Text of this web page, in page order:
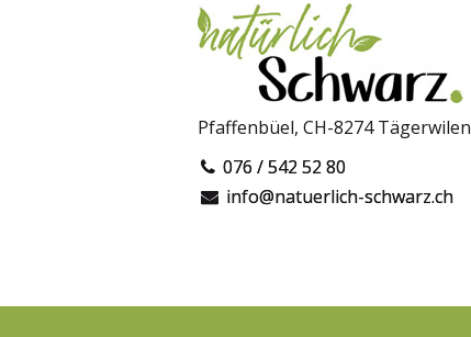
Pfaffenbüel, CH-8274 Tägerwilen
076 / 542 52 80
info@natuerlich-schwarz.ch